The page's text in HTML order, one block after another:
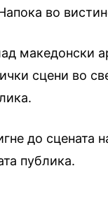
во
македонски
сцени во
до сцената
публика.